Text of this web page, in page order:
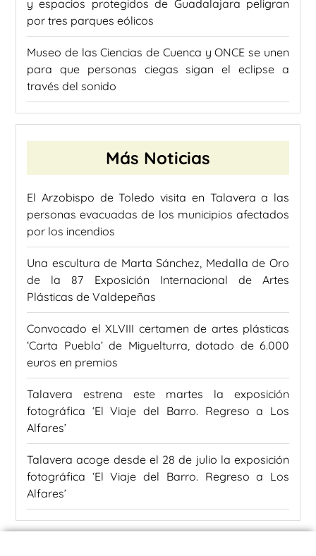
y espacios protegidos de Guadalajara peligran
por tres parques eólicos
Museo de las Ciencias de Cuenca y ONCE se unen
para que personas ciegas sigan el eclipse a
través del sonido
Más Noticias
El Arzobispo de Toledo visita en Talavera a las
personas evacuadas de los municipios afectados
por los incendios
Una escultura de Marta Sánchez, Medalla de Oro
de la 87 Exposición Internacional de Artes
Plásticas de Valdepeñas
Convocado el XLVIII certamen de artes plásticas
‘Carta Puebla’ de Miguelturra, dotado de 6.000
euros en premios
Talavera estrena este martes la exposición
fotográfica ‘El Viaje del Barro. Regreso a Los
Alfares’
Talavera acoge desde el 28 de julio la exposición
fotográfica ‘El Viaje del Barro. Regreso a Los
Alfares’